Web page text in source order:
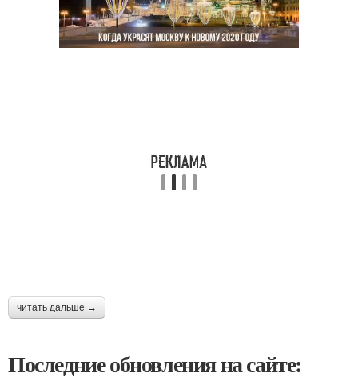
читать дальше →
Последние обновления на сайте: